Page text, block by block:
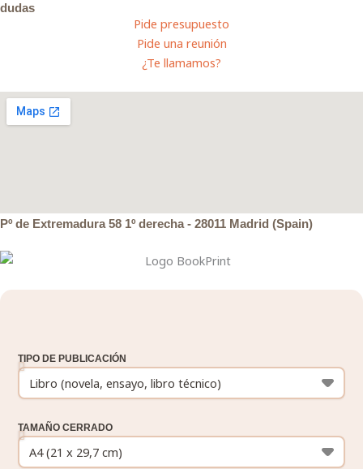
dudas
Pide presupuesto
Pide una reunión
¿Te llamamos?
Pº de Extremadura 58 1º derecha - 28011 Madrid (Spain)
TIPO DE PUBLICACIÓN
TAMAÑO CERRADO